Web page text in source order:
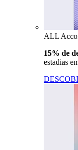
ALL
15% de
estadias